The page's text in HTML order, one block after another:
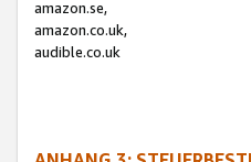
amazon.se,
amazon.co.uk,
audible.co.uk